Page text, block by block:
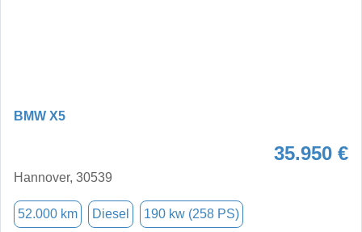
BMW X5
35.950 €
Hannover, 30539
52.000 km Diesel 190 kw (258 PS)